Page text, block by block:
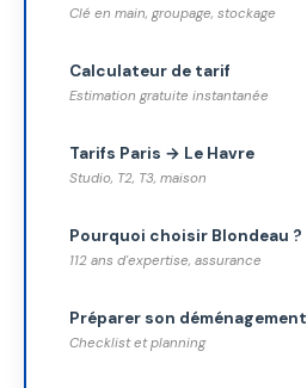
Clé en main, groupage, stockage
Calculateur de tarif
Estimation gratuite instantanée
Tarifs Paris → Le Havre
Studio, T2, T3, maison
Pourquoi choisir Blondeau ?
112 ans d'expertise, assurance
Préparer son déménagement
Checklist et planning